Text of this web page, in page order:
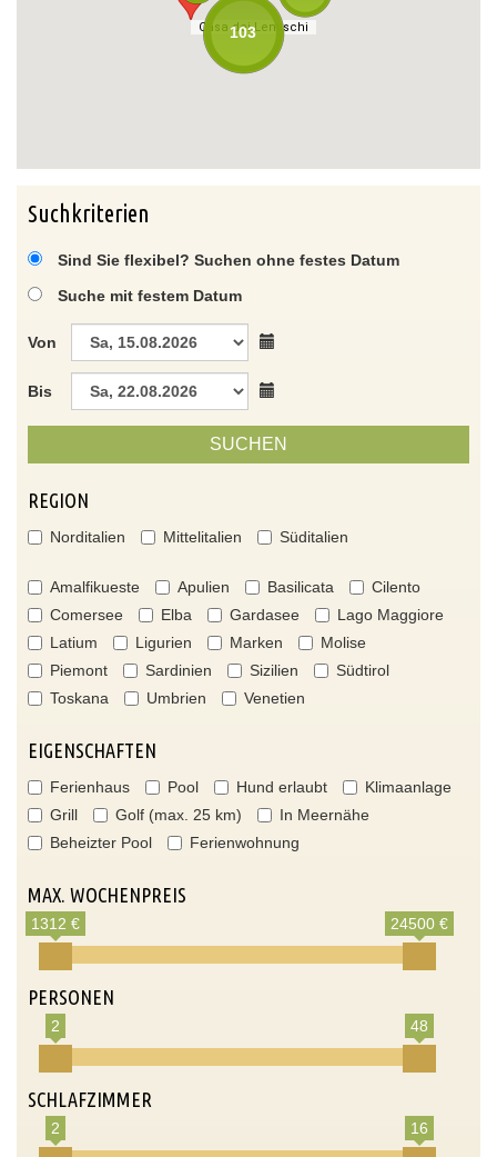
Casa dei Lentischi
103
Casa dei Lentischi
Suchkriterien
Sind Sie flexibel? Suchen ohne festes Datum
Suche mit festem Datum
Von
Bis
SUCHEN
REGION
Norditalien Mittelitalien Süditalien
Amalfikueste Apulien Basilicata
Cilento
Comersee
Elba Gardasee
Lago Maggiore
Latium
Ligurien Marken
Molise
Piemont
Sardinien Sizilien
Südtirol
Toskana
Umbrien Venetien
EIGENSCHAFTEN
Ferienhaus Pool Hund erlaubt
Klimaanlage
Grill
Golf (max. 25 km)
In Meernähe
Beheizter Pool
Ferienwohnung
MAX. WOCHENPREIS
1312 € 24500 €
PERSONEN
2 48
SCHLAFZIMMER
2 16